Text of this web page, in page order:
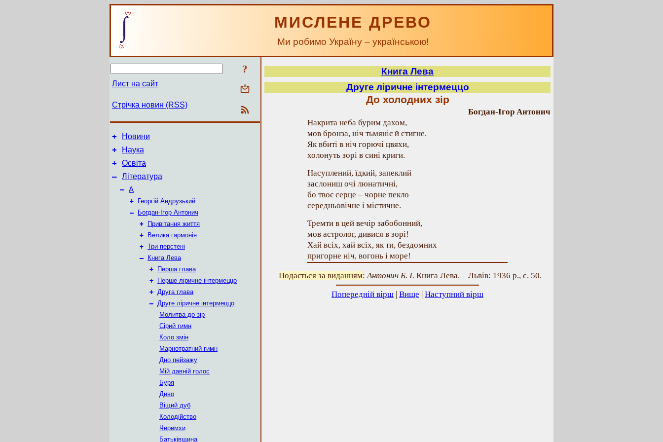
МИСЛЕНЕ ДРЕВО
Ми робимо Україну – українською!
?
Лист на сайт
Стрічка новин (RSS)
+ Новини
+ Наука
+ Освіта
– Література
– А
+
Георгій Андрузький
–
Богдан-Ігор Антонич
+
Привітання життя
+
Велика гармонія
+ Три перстені
–
Книга Лева
+
Перша глава
+
Перше ліричне інтермеццо
+ Друга глава
– Друге ліричне інтермеццо
Молитва до зір
Сірий гимн
Коло змін
Марнотратний гимн
Дно пейзажу
Мій давній голос
Буря
Диво
Віщий дуб
Колодійство
Черемхи
Батьківщина
Книга Лева
Друге ліричне інтермеццо
До холодних зір
Богдан-Ігор Антонич
Накрита неба бурим дахом,
мов бронза, ніч тьмяніє й стигне.
Як вбиті в ніч горючі цвяхи,
холонуть зорі в сині криги.
Насуплений, їдкий, запеклий
заслониш очі люнатичні,
бо твоє серце – чорне пекло
середньовічне і містичне.
Тремти в цей вечір забобонний,
мов астролог, дивися в зорі!
Хай всіх, хай всіх, як ти, бездомних
пригорне ніч, вогонь і море!
Подається за виданням:Антонич Б. І. Книга Лева. – Львів: 1936 р., с. 50.
Попередній вірш | Вище | Наступний вірш